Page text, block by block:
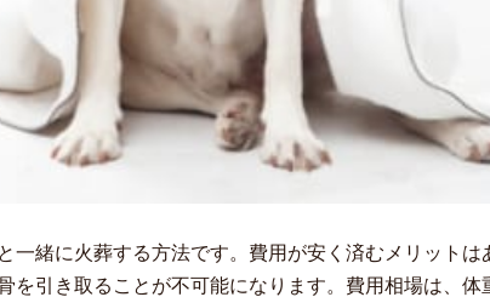
一緒に火葬する方法です。費用が安く済むメリット
を引き取ることが不可能になります。費用相場は、